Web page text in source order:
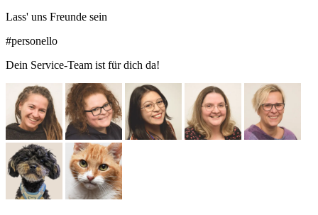
Lass' uns Freunde sein
#personello
Dein Service-Team ist für dich da!